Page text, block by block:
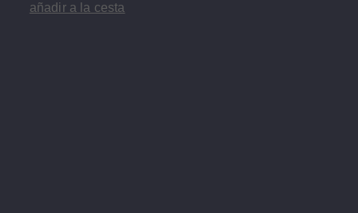
añadir a la cesta